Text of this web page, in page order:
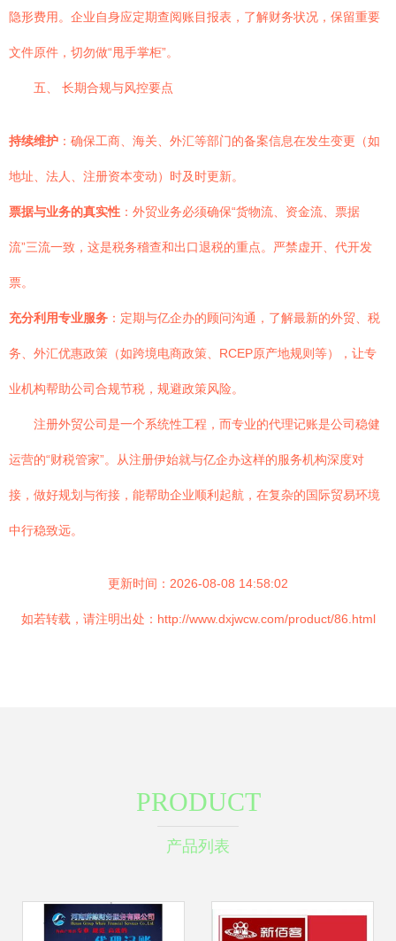
隐形费用。企业自身应定期查阅账目报表，了解财务状况，保留重要
文件原件，切勿做“甩手掌柜”。
五、 长期合规与风控要点
持续维护 ：确保工商、海关、外汇等部门的备案信息在发生变更（如
地址、法人、注册资本变动）时及时更新。
票据与业务的真实性 ：外贸业务必须确保“货物流、资金流、票据
流”三流一致，这是税务稽查和出口退税的重点。严禁虚开、代开发
票。
充分利用专业服务 ：定期与亿企办的顾问沟通，了解最新的外贸、税
务、外汇优惠政策（如跨境电商政策、RCEP原产地规则等），让专
业机构帮助公司合规节税，规避政策风险。
注册外贸公司是一个系统性工程，而专业的代理记账是公司稳健
运营的“财税管家”。从注册伊始就与亿企办这样的服务机构深度对
接，做好规划与衔接，能帮助企业顺利起航，在复杂的国际贸易环境
中行稳致远。
更新时间：2026-08-08 14:58:02
如若转载，请注明出处：http://www.dxjwcw.com/product/86.html
PRODUCT
产品列表